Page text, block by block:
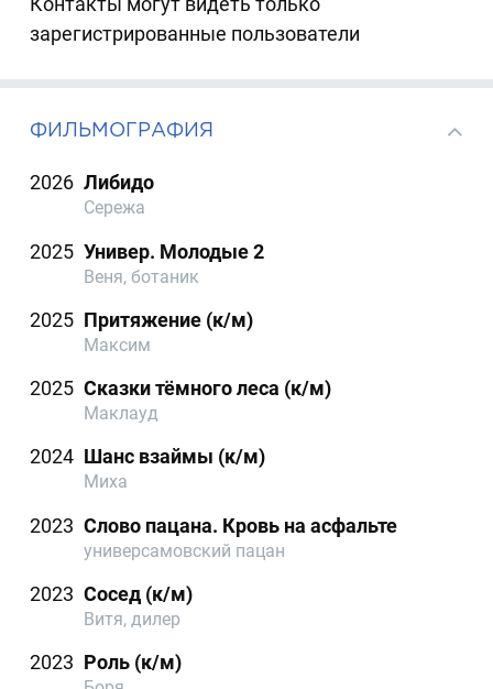
зарегистрированные пользователи
ФИЛЬМОГРАФИЯ
2026 Либидо
Сережа
2025 Универ. Молодые 2
Веня, ботаник
2025 Притяжение (к/м)
Максим
2025 Сказки тёмного леса (к/м)
Маклауд
2024 Шанс взаймы (к/м)
Миха
2023 Слово пацана. Кровь на асфальте
универсамовский пацан
2023 Сосед (к/м)
Витя, дилер
2023 Роль (к/м)